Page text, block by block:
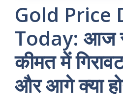
Gold Price
Today: आज
कीमत में
और आगे क्या